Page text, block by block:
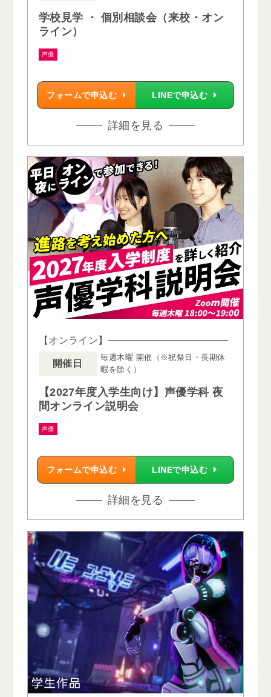
学校見学 ・ 個別相談会（来校・オン
ライン）
声優
フォームで申込む LINEで申込む
詳細を見る
【オンライン】
開催日
毎週木曜 開催（※祝祭日・長期休
暇を除く）
【2027年度入学生向け】声優学科 夜
間オンライン説明会
声優
フォームで申込む LINEで申込む
詳細を見る